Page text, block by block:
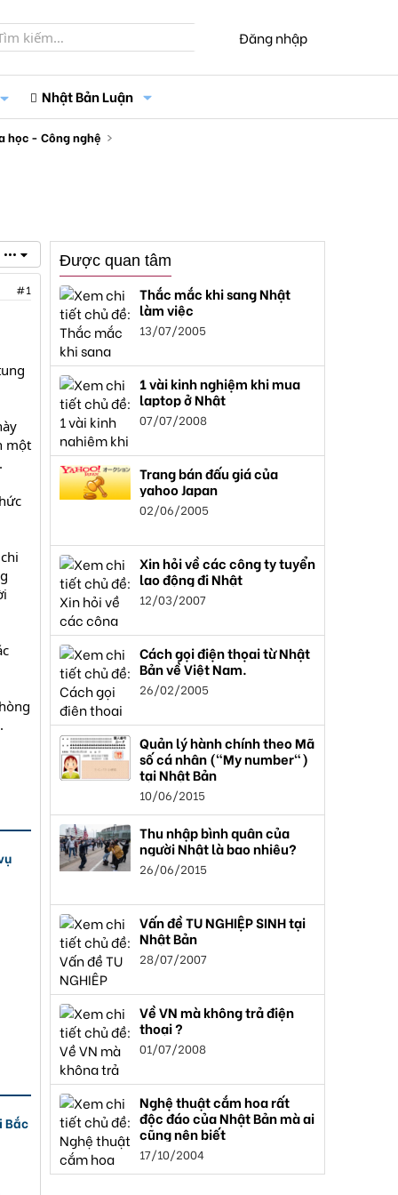
Đăng nhập
Nhật Bản Luận
học - Công nghệ
•••
#1
một
Bắc
Được quan tâm
Thắc mắc khi sang Nhật
làm việc
13/07/2005
1 vài kinh nghiệm khi mua
laptop ở Nhật
07/07/2008
Trang bán đấu giá của
yahoo Japan
02/06/2005
Xin hỏi về các công ty tuyển
lao động đi Nhật
12/03/2007
Cách gọi điện thọai từ Nhật
Bản về Việt Nam.
26/02/2005
Quản lý hành chính theo Mã
số cá nhân ("My number")
tại Nhật Bản
10/06/2015
Thu nhập bình quân của
người Nhật là bao nhiêu?
26/06/2015
Vấn đề TU NGHIỆP SINH tại
Nhật Bản
28/07/2007
Về VN mà không trả điện
thoại ?
01/07/2008
Nghệ thuật cắm hoa rất
độc đáo của Nhật Bản mà ai
cũng nên biết
17/10/2004